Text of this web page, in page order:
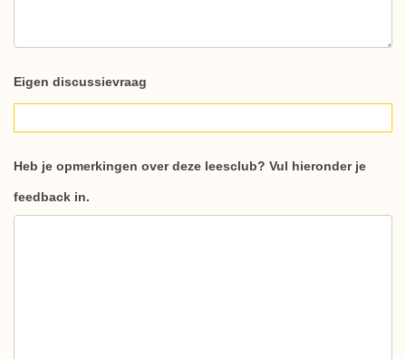
Eigen discussievraag
Heb je opmerkingen over deze leesclub? Vul hieronder je
feedback in.